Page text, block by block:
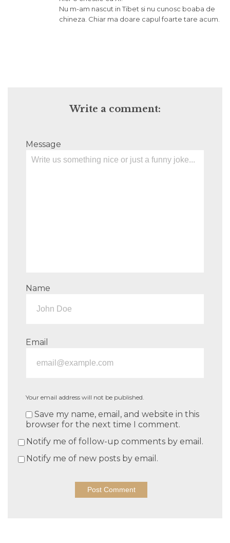
Nu m-am nascut in Tibet si nu cunosc boaba de
chineza. Chiar ma doare capul foarte tare acum.
Write a comment:
Message
Name
Email
Your email address will not be published.
Save my name, email, and website in this
browser for the next time I comment.
Notify me of follow-up comments by email.
Notify me of new posts by email.